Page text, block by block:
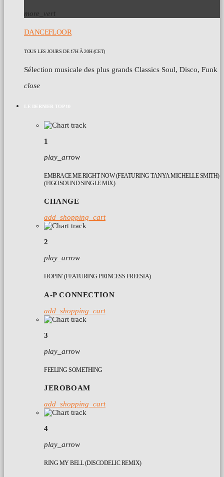
more_vert
DANCEFLOOR
TOUS LES JOURS DE 17H À 20H (CET)
Sélection musicale des plus grands Classics Soul, Disco, Funk
close
LE DERNIER TOP 10
1
play_arrow
EMBRACE ME RIGHT NOW (FEATURING TANYA MICHELLE SMITH)
(FIGOSOUND SINGLE MIX)
CHANGE
add_shopping_cart
2
play_arrow
HOPIN' (FEATURING PRINCESS FREESIA)
A-P CONNECTION
add_shopping_cart
3
play_arrow
FEELING SOMETHING
JEROBOAM
add_shopping_cart
4
play_arrow
RING MY BELL (DISCODELIC REMIX)